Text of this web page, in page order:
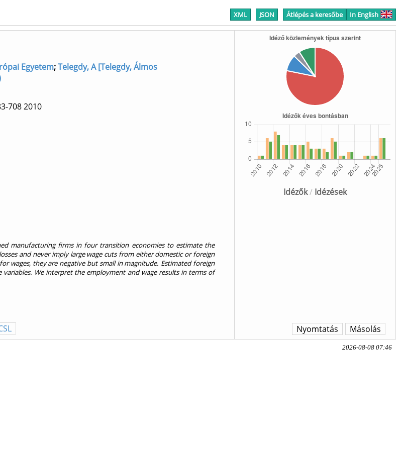
XML JSON Átlépés a keresőbe In English
Idézők/ Idézések
Egyetem;Telegdy, A [Telegdy, Álmos
7082010
manufacturing firms in four transition economies to estimate the
and never imply large wage cuts from either domestic or foreign
wages, they are negative but small in magnitude. Estimated foreign
We interpret the employment and wage results in terms of
Másolás
Nyomtatás
2026-08-08 07:46